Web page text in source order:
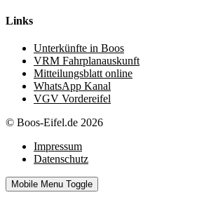
Links
Unterkünfte in Boos
VRM Fahrplanauskunft
Mitteilungsblatt online
WhatsApp Kanal
VGV Vordereifel
© Boos-Eifel.de 2026
Impressum
Datenschutz
Mobile Menu Toggle